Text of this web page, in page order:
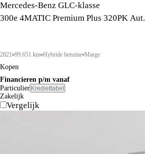
Mercedes-Benz GLC-klasse
300e 4MATIC Premium Plus 320PK Aut.
2021 99.651 km Hybride benzine Marge
Kopen
Financieren p/m vanaf
Particulier Krediettabel
Zakelijk
Vergelijk